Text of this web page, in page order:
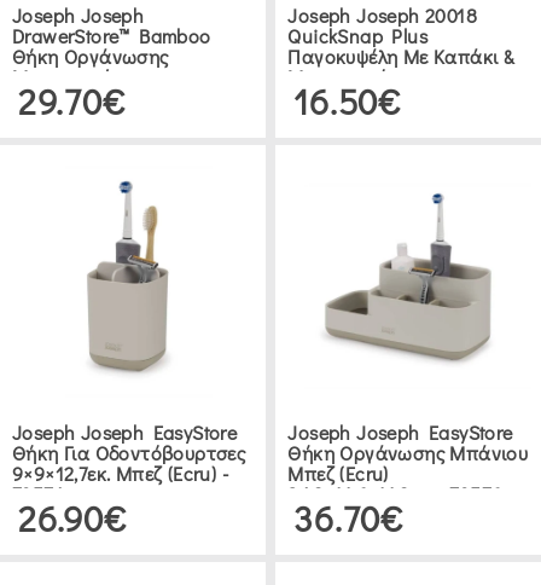
Joseph Joseph
DrawerStore™ Bamboo
Θήκη Οργάνωσης
Μαχαιροπίρουνων
40x12cm - 85168
29.70€
Joseph Joseph 20018
QuickSnap Plus
Παγοκυψέλη Με Καπάκι &
Μηχανισμό
Απελευθέρωσης
16.50€
Joseph Joseph EasyStore
Θήκη Για Οδοντόβουρτσες
9×9×12,7εκ. Μπεζ (ecru) -
70574
26.90€
Joseph Joseph EasyStore
Θήκη Οργάνωσης Μπάνιου
Μπεζ (ecru)
24,9×11,6×11,9εκ. - 70576
36.70€